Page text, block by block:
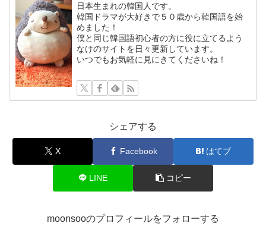
日本生まれの韓国人です。
韓国ドラマが大好きで５０歳から韓国語を始
めました！
僕と同じ韓国語初心者の方に役に立てるよう
なけのサイトを日々更新しています。
いつでもお気軽に見にきてくださいね！
シェアする
X Facebook はてブ
LINE コピー
moonsooのプロフィールをフォローする